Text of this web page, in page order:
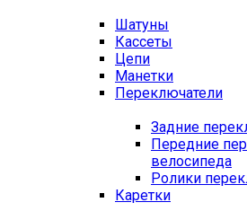
Шатуны
Кассеты
Цепи
Манетки
Переключатели
Задние
Передние
велосипеда
Ролики
Каретки